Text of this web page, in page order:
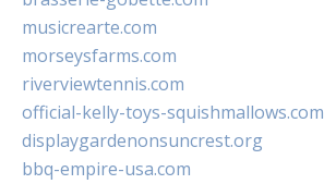
musicrearte.com
morseysfarms.com
riverviewtennis.com
official-kelly-toys-squishmallows.com
displaygardenonsuncrest.org
bbq-empire-usa.com